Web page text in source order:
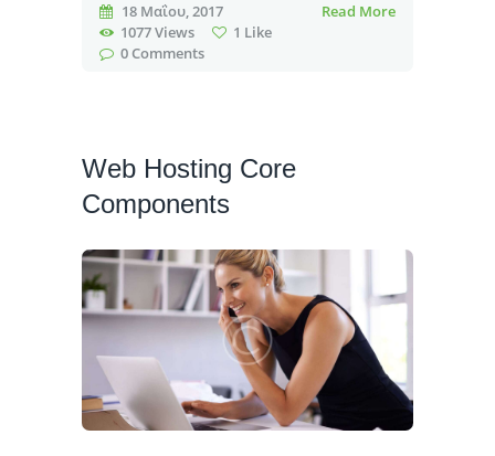
18 Μαΐου, 2017
1077Views 1 Like
0Comments
Read More
Web Hosting Core
Components